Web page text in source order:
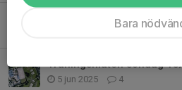
Träningsmatch söndag
5 jun 2025 4
Bara